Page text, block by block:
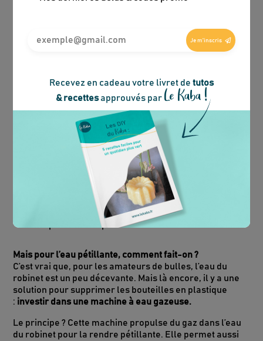
Je m'inscris
Recevez en cadeau votre livret de tutos
& recettesapprouvés par Le Kaba !
Comment se débarrasser des bouteilles d’eau
Alors, comment faire pour supprimer les bouteilles
D’abord, faire confiance à l’eau du robinet dont la
qualité est reconnue. Bye bye les packs d’eau à
remonter au 5e étage et bonjour les économies !
Si le goût vous gêne, regardeznos astuces
spéciales filtrage
!
Ensuite, adopter une gourdeau bureau, à la salle
de sport comme pour toutes activités extérieures.
Mais pour l’eau pétillante, comment fait-on ?
C’est vrai que, pour les amateurs de bulles, l’eau du
robinet est un peu décevante. Mais là encore, il y a une
solution pour supprimer les bouteilles en plastique
: investir dans une machine à eau gazeuse.
Le principe ? Cette machine propulse du gaz dans l’eau
du robinet pour la rendre pétillante. Elle permet aussi